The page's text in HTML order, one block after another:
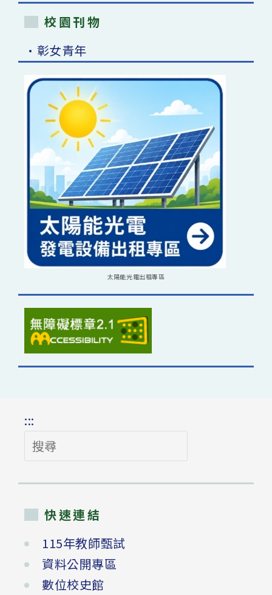
校園刊物
•彰女青年
太陽能光電出租專區
:::
搜
尋
快速連結
115年教師甄試
資料公開專區
數位校史館